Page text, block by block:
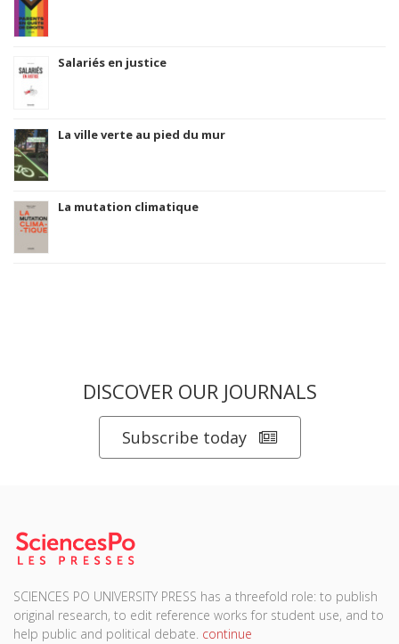
Salariés en justice
La ville verte au pied du mur
La mutation climatique
DISCOVER OUR JOURNALS
Subscribe today
SCIENCES PO UNIVERSITY PRESS has a threefold role: to publish
original research, to edit reference works for student use, and to
help public and political debate. continue